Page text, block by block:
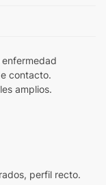
contacto.
amplios.
perfil recto.